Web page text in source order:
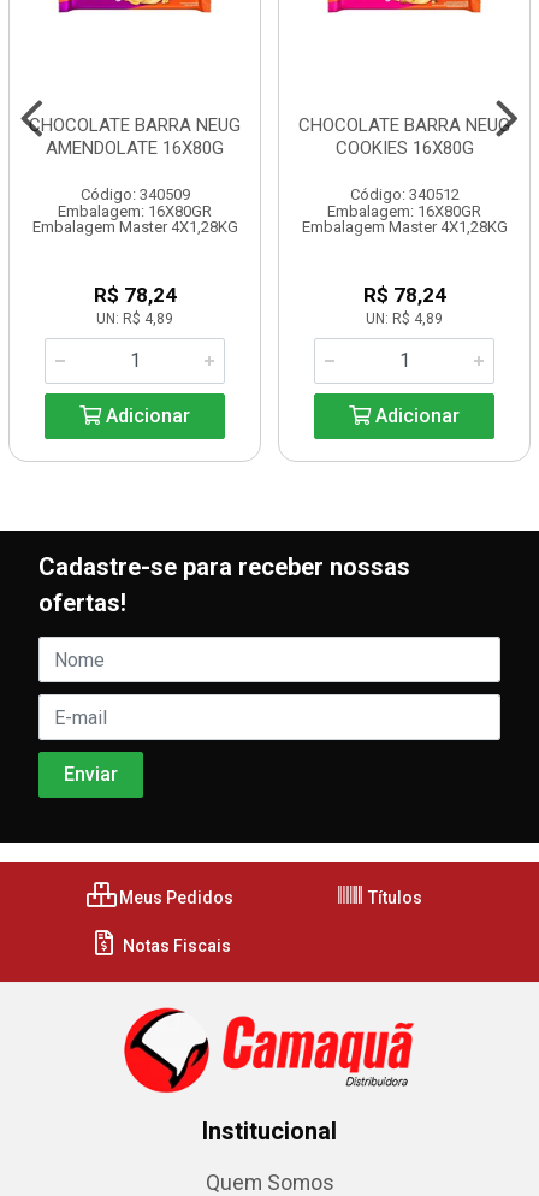
CHOCOLATE BARRA NEUG
AMENDOLATE 16X80G
Código: 340509
Embalagem: 16X80GR
Embalagem Master 4X1,28KG
R$ 78,24
UN: R$ 4,89
Adicionar
CHOCOLATE BARRA NEUG
COOKIES 16X80G
Código: 340512
Embalagem: 16X80GR
Embalagem Master 4X1,28KG
R$ 78,24
UN: R$ 4,89
Adicionar
Cadastre-se para receber nossas
ofertas!
Meus Pedidos Títulos
Notas Fiscais
Institucional
Quem Somos